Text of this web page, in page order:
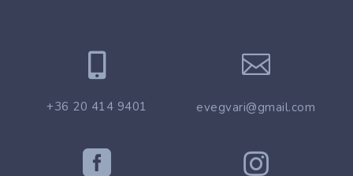

+36 20 414 9401

evegvari@gmail.com
 